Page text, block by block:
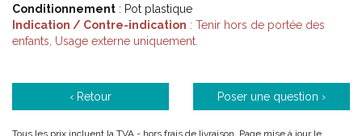
Conditionnement : Pot plastique
Indication / Contre-indication : Tenir hors de portée des
enfants, Usage externe uniquement.
‹ Retour Poser une question ›
Tous les prix incluent la TVA - hors frais de livraison. Page mise à jour le